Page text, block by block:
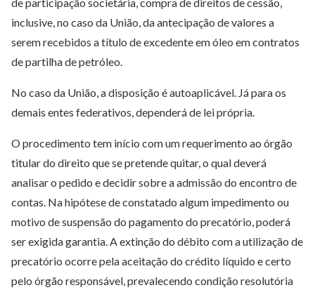
inclusive, no caso da União, da antecipação de valores a
serem recebidos a título de excedente em óleo em contratos
de partilha de petróleo.
No caso da União, a disposição é autoaplicável. Já para os
demais entes federativos, dependerá de lei própria.
O procedimento tem início com um requerimento ao órgão
titular do direito que se pretende quitar, o qual deverá
analisar o pedido e decidir sobre a admissão do encontro de
contas. Na hipótese de constatado algum impedimento ou
motivo de suspensão do pagamento do precatório, poderá
ser exigida garantia. A extinção do débito com a utilização de
precatório ocorre pela aceitação do crédito líquido e certo
pelo órgão responsável, prevalecendo condição resolutória